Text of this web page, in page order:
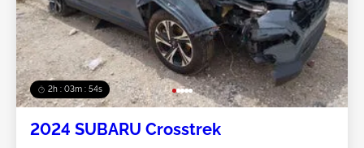
2h : 03m : 51s
2024 SUBARU Crosstrek